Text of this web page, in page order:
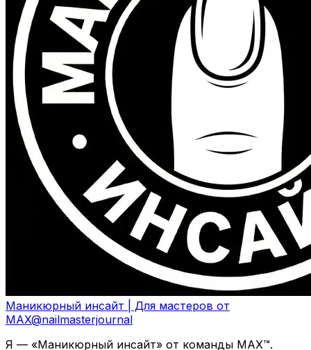
Маникюрный инсайт | Для мастеров от
MAX@nailmasterjournal
Я — «Маникюрный инсайт» от команды MAX™.